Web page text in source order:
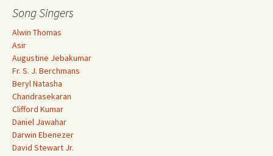
Song Singers
Alwin Thomas
Asir
Augustine Jebakumar
Fr. S. J. Berchmans
Beryl Natasha
Chandrasekaran
Clifford Kumar
Daniel Jawahar
Darwin Ebenezer
David Stewart Jr.